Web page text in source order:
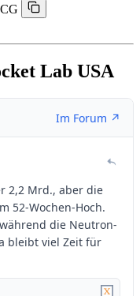
Lab USA